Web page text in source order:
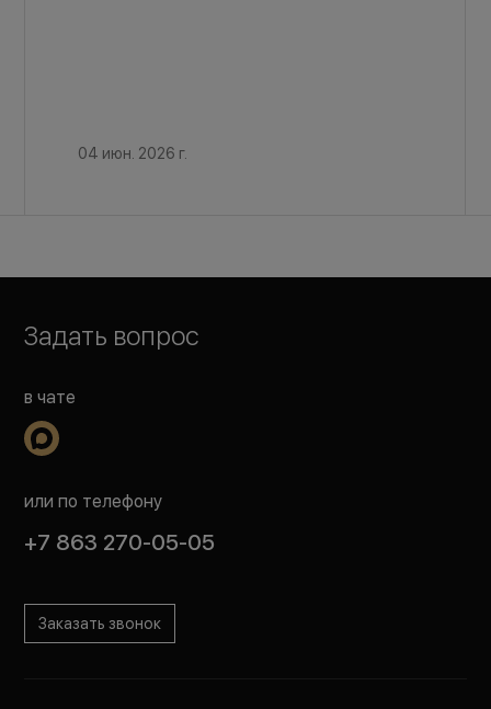
04 июн. 2026 г.
Задать вопрос
в чате
или по телефону
+7 863 270-05-05
Заказать звонок